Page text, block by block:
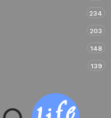
234
203
148
139